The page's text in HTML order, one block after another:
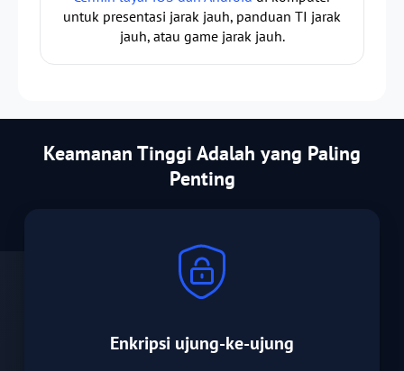
untuk presentasi jarak jauh, panduan TI jarak
jauh, atau game jarak jauh.
Keamanan Tinggi Adalah yang Paling
Penting
Enkripsi ujung-ke-ujung